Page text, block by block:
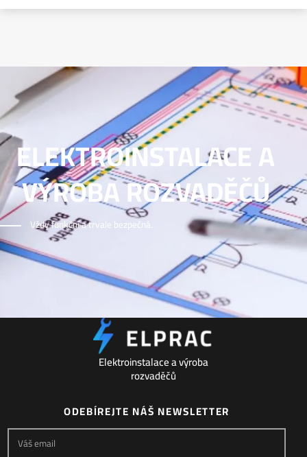
ELEKTROINSTALACE A
VÝROBA ROZVADĚČŮ
Vždy funkční a trvale bezpečná.
Elektroinstalace a výroba
rozvaděčů
ODEBÍREJTE NÁŠ NEWSLETTER
Váš email